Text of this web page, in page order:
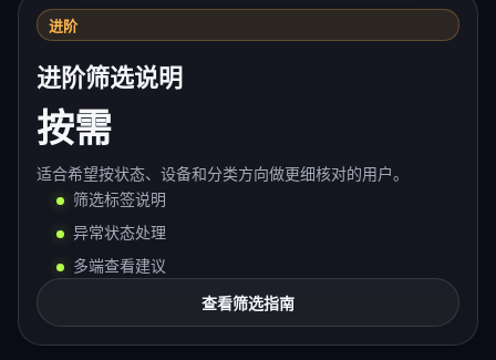
进阶
进阶筛选说明
按需
适合希望按状态、设备和分类方向做更细核对的用户。
筛选标签说明
异常状态处理
多端查看建议
查看筛选指南